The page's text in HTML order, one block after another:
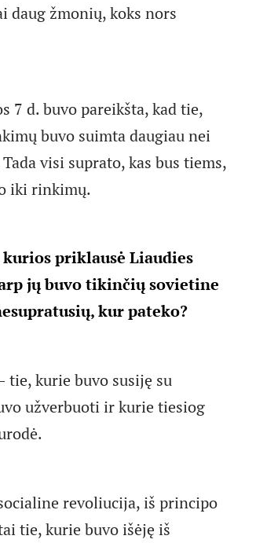
daug žmonių, koks nors
7 d. buvo pareikšta, kad tie,
buvo suimta daugiau nei
visi suprato, kas bus tiems,
iki rinkimų.
kurios priklausė Liaudies
jų buvo tikinčių sovietine
kur pateko?
tie, kurie buvo susiję su
užverbuoti ir kurie tiesiog
revoliucija, iš principo
tie, kurie buvo išėję iš